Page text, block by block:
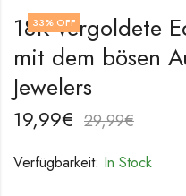
33% OFF
18K vergoldete
mit dem bösen
Jewelers
19,99€ 29,99€
Verfügbarkeit: In Stock